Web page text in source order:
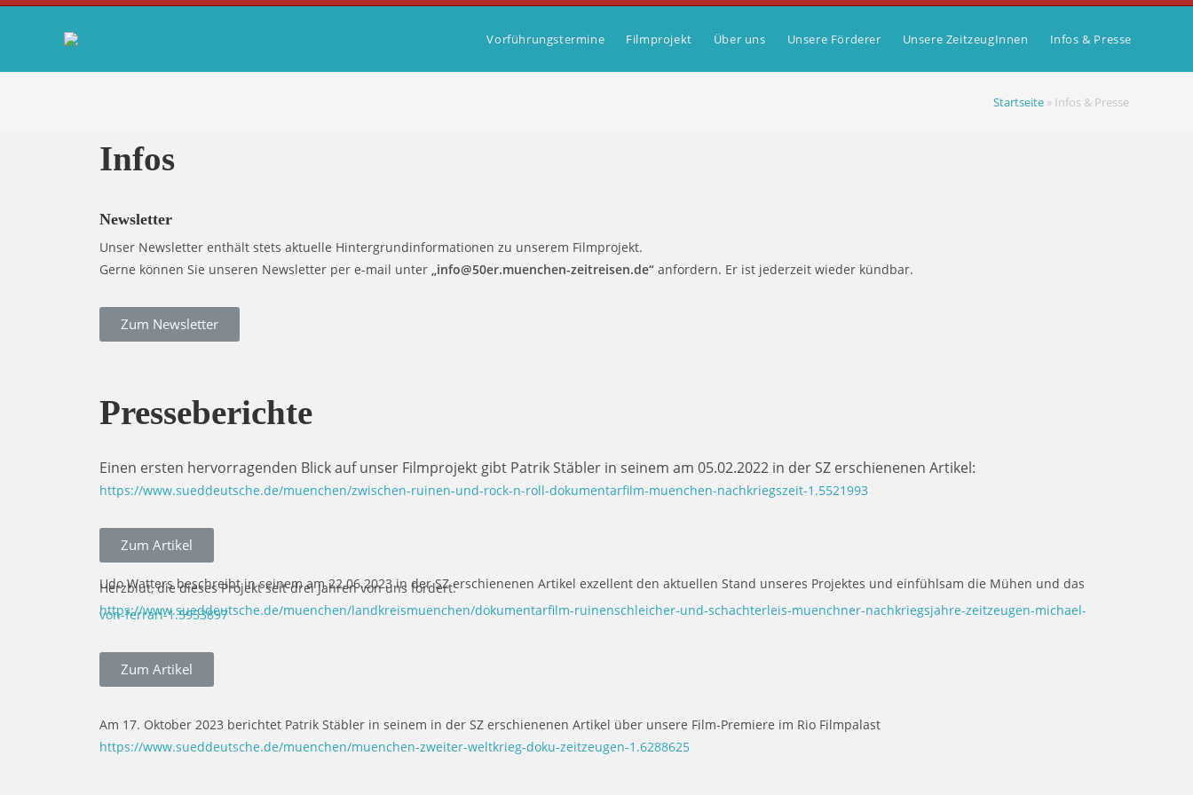
Vorführungstermine Filmprojekt Über uns Unsere Förderer Unsere ZeitzeugInnen Infos & Presse
Startseite » Infos & Presse
Infos
Newsletter
Unser Newsletter enthält stets aktuelle Hintergrundinformationen zu unserem Filmprojekt.
Gerne können Sie unseren Newsletter per e-mail unter „info@50er.muenchen-zeitreisen.de“ anfordern. Er ist jederzeit wieder kündbar.
Zum Newsletter
Presseberichte
Einen ersten hervorragenden Blick auf unser Filmprojekt gibt Patrik Stäbler in seinem am 05.02.2022 in der SZ erschienenen Artikel:
https://www.sueddeutsche.de/muenchen/zwischen-ruinen-und-rock-n-roll-dokumentarfilm-muenchen-nachkriegszeit-1.5521993
Zum Artikel
Udo Watters beschreibt in seinem am 22.06.2023 in der SZ erschienenen Artikel exzellent den aktuellen Stand unseres Projektes und einfühlsam die Mühen und das
Herzblut, die dieses Projekt seit drei Jahren von uns fordert:
https://www.sueddeutsche.de/muenchen/landkreismuenchen/dokumentarfilm-ruinenschleicher-und-schachterleis-muenchner-nachkriegsjahre-zeitzeugen-michael-
von-ferrari-1.5953897
Zum Artikel
Am 17. Oktober 2023 berichtet Patrik Stäbler in seinem in der SZ erschienenen Artikel über unsere Film-Premiere im Rio Filmpalast
https://www.sueddeutsche.de/muenchen/muenchen-zweiter-weltkrieg-doku-zeitzeugen-1.6288625